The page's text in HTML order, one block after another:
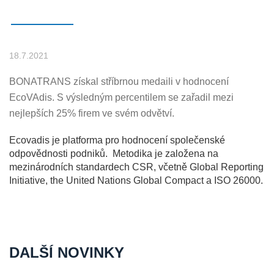
18.7.2021
BONATRANS získal stříbrnou medaili v hodnocení
EcoVAdis. S výsledným percentilem se zařadil mezi
nejlepších 25% firem ve svém odvětví.
Ecovadis je platforma pro hodnocení společenské
odpovědnosti podniků. Metodika je založena na
mezinárodních standardech CSR, včetně Global Reporting
Initiative, the United Nations Global Compact a ISO 26000.
DALŠÍ NOVINKY